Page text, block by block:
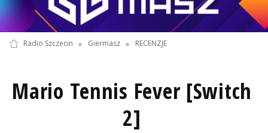
Radio Szczecin » Giermasz » RECENZJE
Mario Tennis Fever [Switch
2]